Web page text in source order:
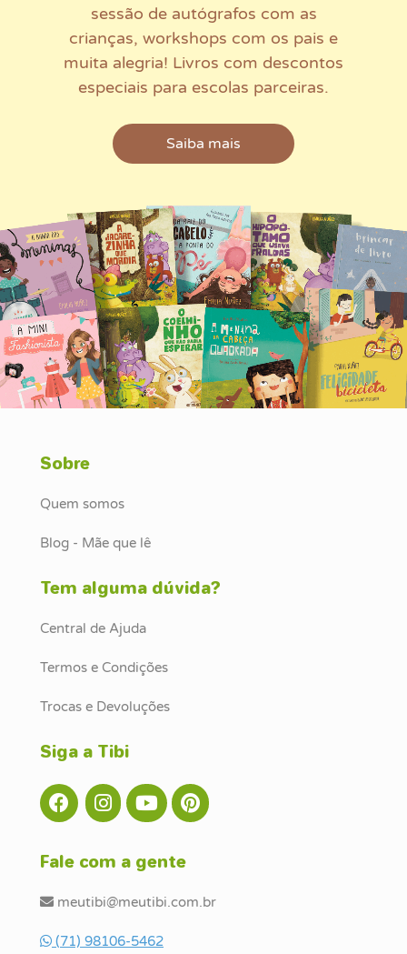
sessão de autógrafos com as
crianças, workshops com os pais e
muita alegria! Livros com descontos
especiais para escolas parceiras.
Saiba mais
Sobre
Quem somos
Blog - Mãe que lê
Tem alguma dúvida?
Central de Ajuda
Termos e Condições
Trocas e Devoluções
Siga a Tibi
Fale com a gente
meutibi@meutibi.com.br
(71) 98106-5462